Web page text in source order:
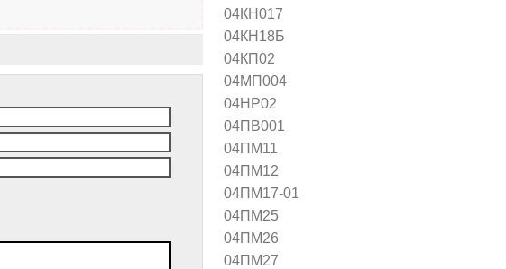
04КН017
04КН18Б
04КП02
04МП004
04НР02
04ПВ001
04ПМ11
04ПМ12
04ПМ17-01
04ПМ25
04ПМ26
04ПМ27